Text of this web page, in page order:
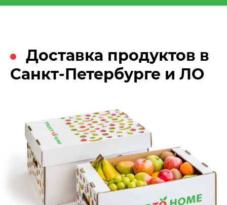
Доставка продуктов в
Санкт-Петербурге и ЛО